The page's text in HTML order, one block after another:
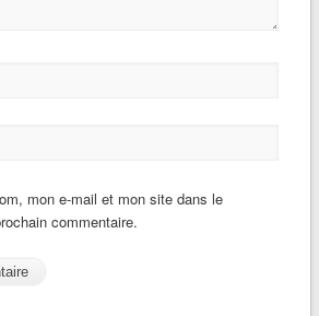
mon e-mail et mon site dans le
commentaire.